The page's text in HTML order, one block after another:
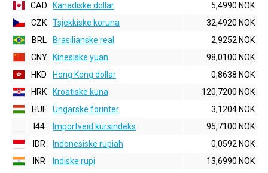
CAD
Kanadiske dollar
5,4990 NOK
CZK
Tsjekkiske koruna
32,4920 NOK
BRL
Brasilianske real
2,9252 NOK
CNY
Kinesiske yuan
98,0100 NOK
HKD
Hong Kong dollar
0,8638 NOK
HRK
Kroatiske kuna
120,7200 NOK
HUF
Ungarske forinter
3,1204 NOK
I44
Importveid kursindeks
95,7100 NOK
IDR
Indonesiske rupiah
0,0592 NOK
INR
Indiske rupi
13,6990 NOK